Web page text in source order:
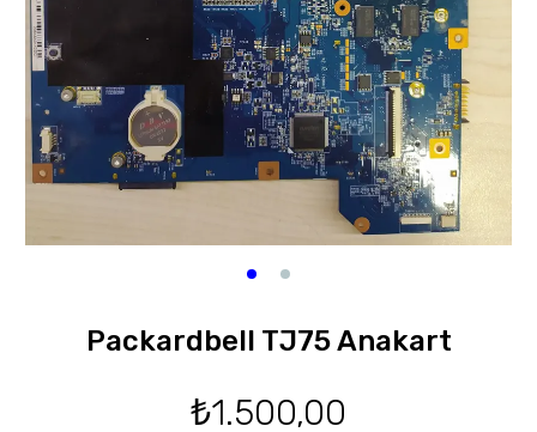
Packardbell TJ75 Anakart
₺1.500,00